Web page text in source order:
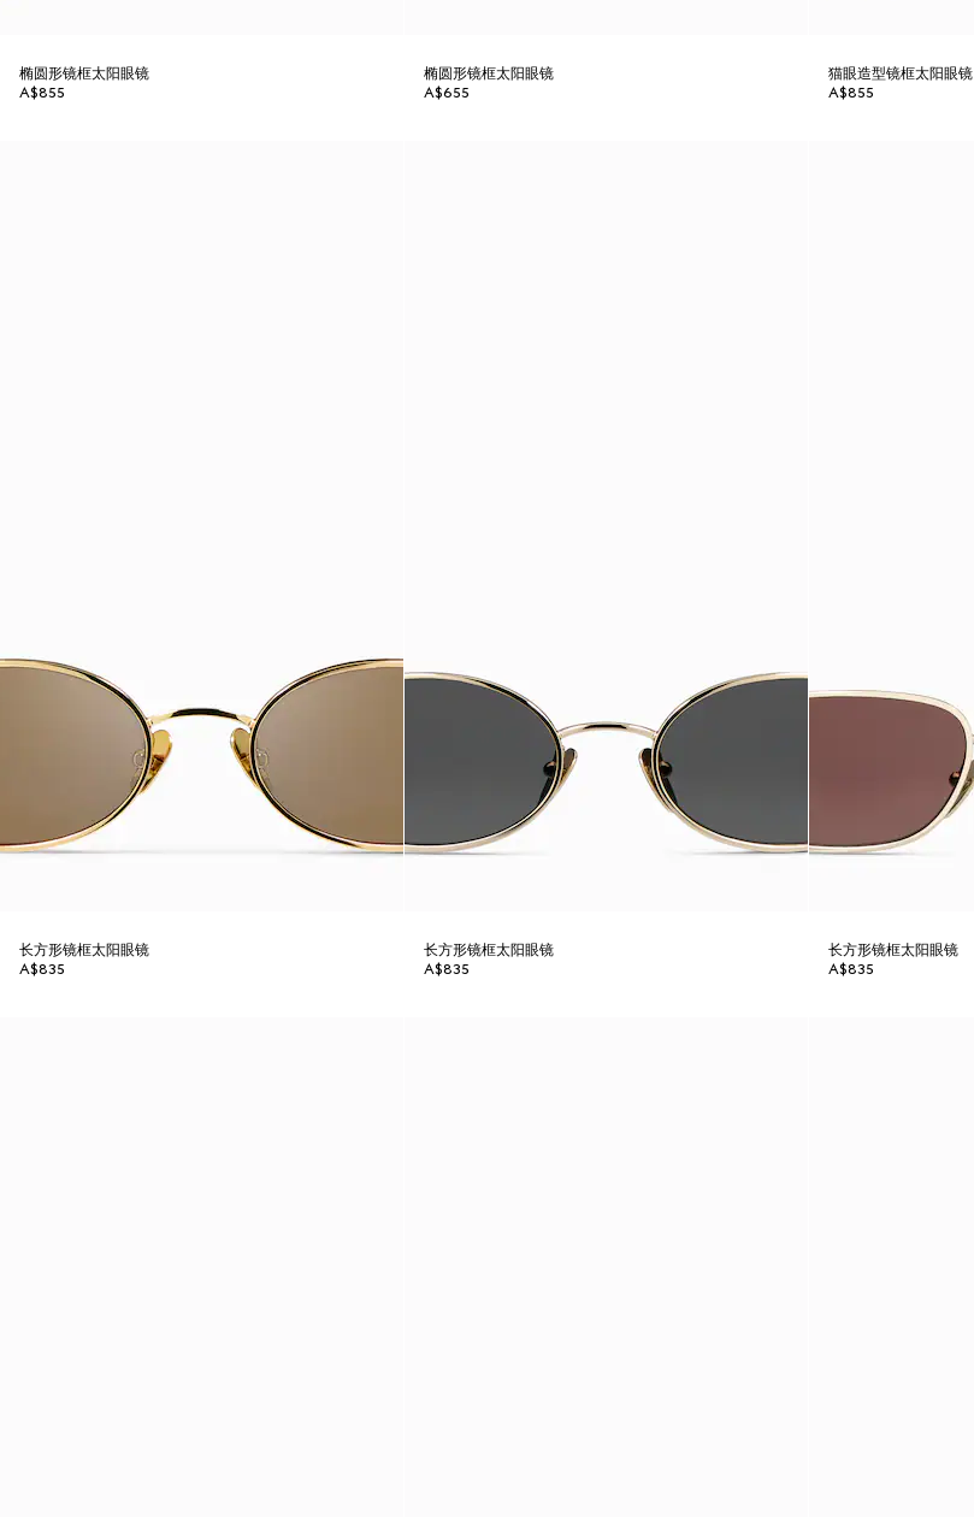
椭圆形镜框太阳眼镜
A$855
椭圆形镜框太阳眼镜
A$655
猫眼造型镜框太阳眼镜
A$855
长方形镜框太阳眼镜
A$835
长方形镜框太阳眼镜
A$835
长方形镜框太阳眼镜
A$835